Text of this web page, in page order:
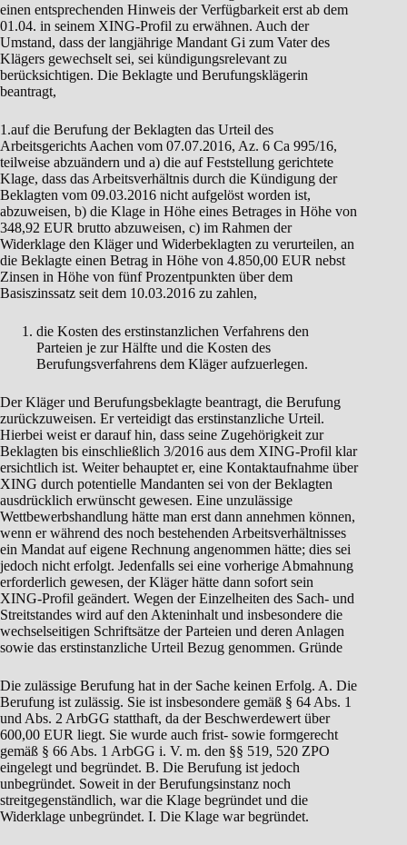
einen entsprechenden Hinweis der Verfügbarkeit erst ab dem
01.04. in seinem XING-Profil zu erwähnen. Auch der
Umstand, dass der langjährige Mandant Gi zum Vater des
Klägers gewechselt sei, sei kündigungsrelevant zu
berücksichtigen. Die Beklagte und Berufungsklägerin
beantragt,
1.auf die Berufung der Beklagten das Urteil des
Arbeitsgerichts Aachen vom 07.07.2016, Az. 6 Ca 995/16,
teilweise abzuändern und a) die auf Feststellung gerichtete
Klage, dass das Arbeitsverhältnis durch die Kündigung der
Beklagten vom 09.03.2016 nicht aufgelöst worden ist,
abzuweisen, b) die Klage in Höhe eines Betrages in Höhe von
348,92 EUR brutto abzuweisen, c) im Rahmen der
Widerklage den Kläger und Widerbeklagten zu verurteilen, an
die Beklagte einen Betrag in Höhe von 4.850,00 EUR nebst
Zinsen in Höhe von fünf Prozentpunkten über dem
Basiszinssatz seit dem 10.03.2016 zu zahlen,
die Kosten des erstinstanzlichen Verfahrens den
Parteien je zur Hälfte und die Kosten des
Berufungsverfahrens dem Kläger aufzuerlegen.
Der Kläger und Berufungsbeklagte beantragt, die Berufung
zurückzuweisen. Er verteidigt das erstinstanzliche Urteil.
Hierbei weist er darauf hin, dass seine Zugehörigkeit zur
Beklagten bis einschließlich 3/2016 aus dem XING-Profil klar
ersichtlich ist. Weiter behauptet er, eine Kontaktaufnahme über
XING durch potentielle Mandanten sei von der Beklagten
ausdrücklich erwünscht gewesen. Eine unzulässige
Wettbewerbshandlung hätte man erst dann annehmen können,
wenn er während des noch bestehenden Arbeitsverhältnisses
ein Mandat auf eigene Rechnung angenommen hätte; dies sei
jedoch nicht erfolgt. Jedenfalls sei eine vorherige Abmahnung
erforderlich gewesen, der Kläger hätte dann sofort sein
XING-Profil geändert. Wegen der Einzelheiten des Sach- und
Streitstandes wird auf den Akteninhalt und insbesondere die
wechselseitigen Schriftsätze der Parteien und deren Anlagen
sowie das erstinstanzliche Urteil Bezug genommen. Gründe
Die zulässige Berufung hat in der Sache keinen Erfolg. A. Die
Berufung ist zulässig. Sie ist insbesondere gemäß § 64 Abs. 1
und Abs. 2 ArbGG statthaft, da der Beschwerdewert über
600,00 EUR liegt. Sie wurde auch frist- sowie formgerecht
gemäß § 66 Abs. 1 ArbGG i. V. m. den §§ 519, 520 ZPO
eingelegt und begründet. B. Die Berufung ist jedoch
unbegründet. Soweit in der Berufungsinstanz noch
streitgegenständlich, war die Klage begründet und die
Widerklage unbegründet. I. Die Klage war begründet.